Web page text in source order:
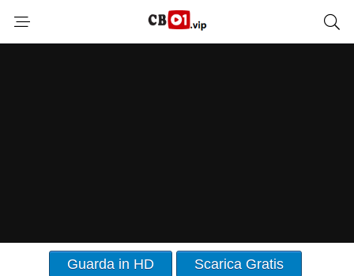
Guarda in HD Scarica Gratis